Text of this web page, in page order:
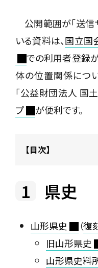
公開範囲が「送信
いる資料は、国立国
での利用者登録が
体の位置関係につ
「公益財団法人 国
プ
が便利です。
【目次】
県史
山形県史 （復
旧山形県史
山形県史料